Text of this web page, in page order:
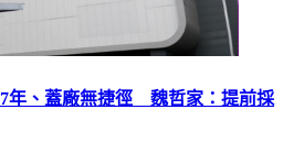
年、蓋廠無捷徑 魏哲家：提前採